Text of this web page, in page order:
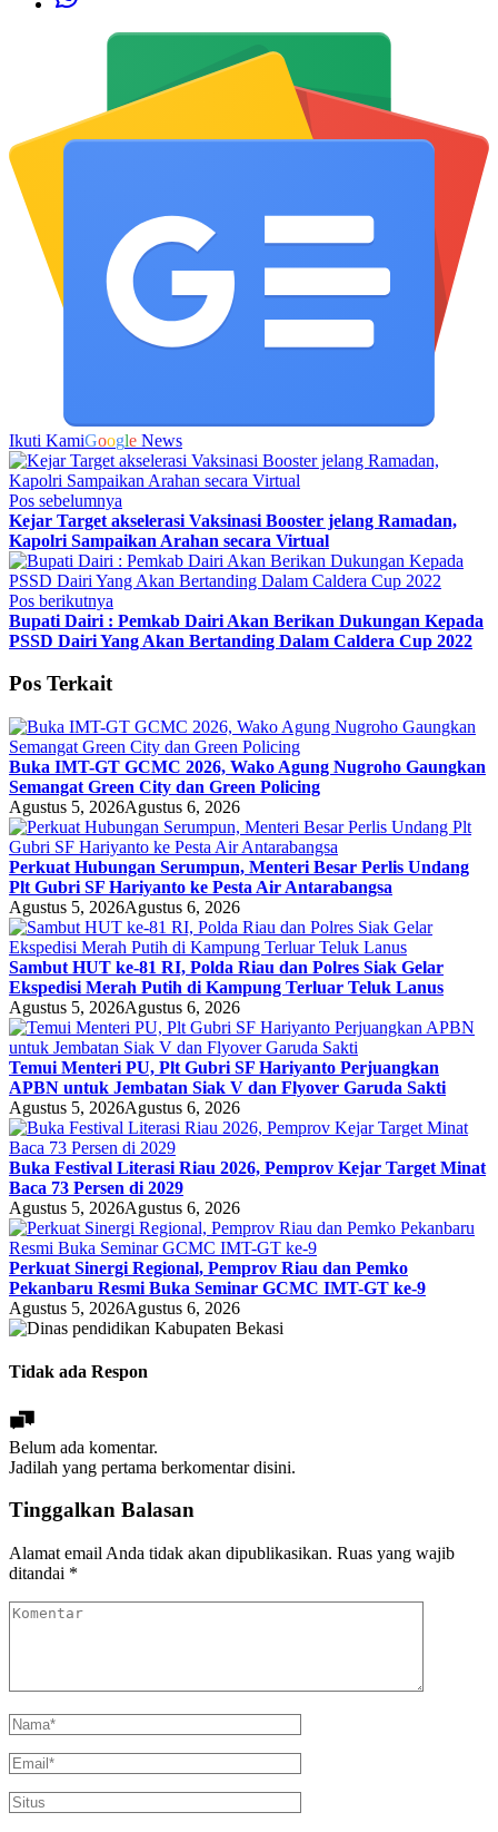
Ikuti KamiGoogle News
Pos sebelumnya
Kejar Target akselerasi Vaksinasi Booster jelang Ramadan,
Kapolri Sampaikan Arahan secara Virtual
Pos berikutnya
Bupati Dairi : Pemkab Dairi Akan Berikan Dukungan Kepada
PSSD Dairi Yang Akan Bertanding Dalam Caldera Cup 2022
Pos Terkait
Buka IMT-GT GCMC 2026, Wako Agung Nugroho Gaungkan
Semangat Green City dan Green Policing
Agustus 5, 2026Agustus 6, 2026
Perkuat Hubungan Serumpun, Menteri Besar Perlis Undang
Plt Gubri SF Hariyanto ke Pesta Air Antarabangsa
Agustus 5, 2026Agustus 6, 2026
Sambut HUT ke-81 RI, Polda Riau dan Polres Siak Gelar
Ekspedisi Merah Putih di Kampung Terluar Teluk Lanus
Agustus 5, 2026Agustus 6, 2026
Temui Menteri PU, Plt Gubri SF Hariyanto Perjuangkan
APBN untuk Jembatan Siak V dan Flyover Garuda Sakti
Agustus 5, 2026Agustus 6, 2026
Buka Festival Literasi Riau 2026, Pemprov Kejar Target Minat
Baca 73 Persen di 2029
Agustus 5, 2026Agustus 6, 2026
Perkuat Sinergi Regional, Pemprov Riau dan Pemko
Pekanbaru Resmi Buka Seminar GCMC IMT-GT ke-9
Agustus 5, 2026Agustus 6, 2026
Tidak ada Respon
Belum ada komentar.
Jadilah yang pertama berkomentar disini.
Tinggalkan Balasan
Alamat email Anda tidak akan dipublikasikan. Ruas yang wajib
ditandai *